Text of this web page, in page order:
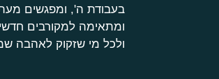
בעבודת ה', ומפגשים
ומתאימה למקורבים
ולכל מי שזקוק לאהבה